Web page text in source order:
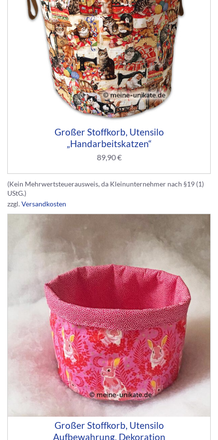
Großer Stoffkorb, Utensilo
„Handarbeitskatzen“
89,90€
(Kein Mehrwertsteuerausweis, da Kleinunternehmer nach §19 (1)
UStG.)
zzgl.Versandkosten
Großer Stoffkorb, Utensilo
Aufbewahrung, Dekoration